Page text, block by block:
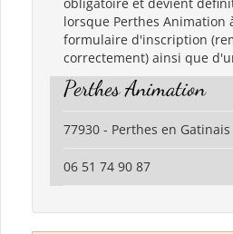
lorsque Perthes Animation
formulaire d'inscription
correctement) ainsi que
Perthes Animation
77930 - Perthes en Gatinais
06 51 74 90 87